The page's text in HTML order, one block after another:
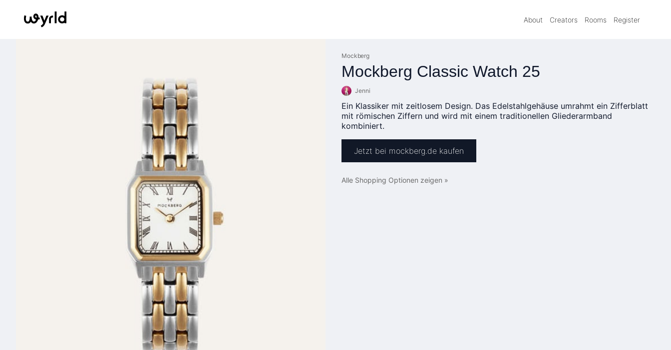
About Creators Rooms Register
Mockberg
Mockberg Classic Watch 25
Jenni
Ein Klassiker mit zeitlosem Design. Das Edelstahlgehäuse umrahmt ein Zifferblatt
mit römischen Ziffern und wird mit einem traditionellen Gliederarmband
kombiniert.
Jetzt bei mockberg.de kaufen
Alle Shopping Optionen zeigen »